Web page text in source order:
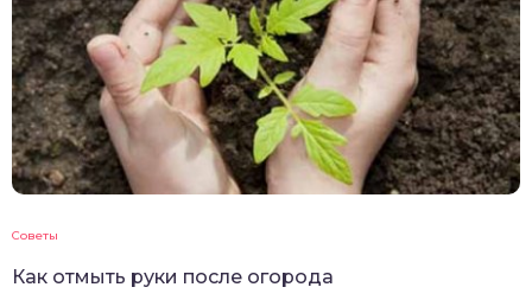
Советы
Как отмыть руки после огорода